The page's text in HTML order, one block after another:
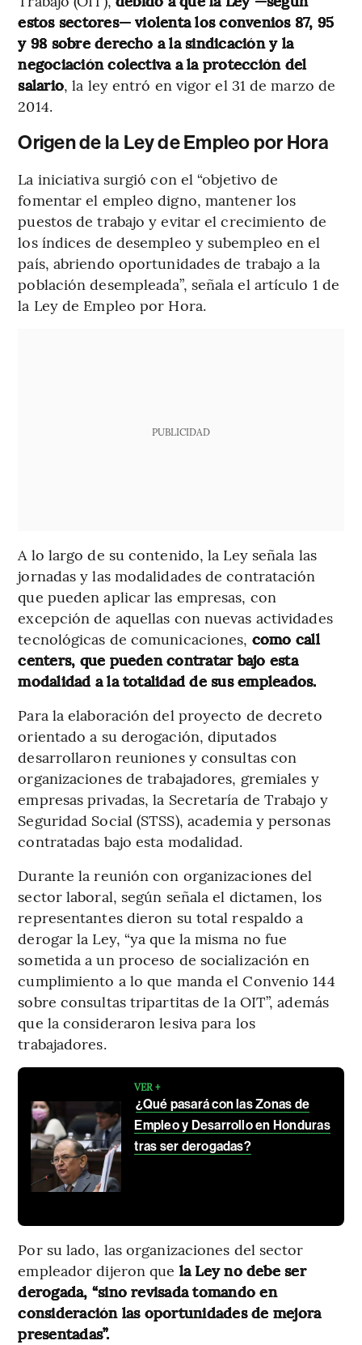
estos sectores— violenta los convenios 87, 95
y 98 sobre derecho a la sindicación y la
negociación colectiva a la protección del
salario, la ley entró en vigor el 31 de marzo de
2014.
Origen de la Ley de Empleo por Hora
La iniciativa surgió con el “objetivo de
fomentar el empleo digno, mantener los
puestos de trabajo y evitar el crecimiento de
los índices de desempleo y subempleo en el
país, abriendo oportunidades de trabajo a la
población desempleada”, señala el artículo 1 de
la Ley de Empleo por Hora.
PUBLICIDAD
A lo largo de su contenido, la Ley señala las
jornadas y las modalidades de contratación
que pueden aplicar las empresas, con
excepción de aquellas con nuevas actividades
tecnológicas de comunicaciones, como call
centers, que pueden contratar bajo esta
modalidad a la totalidad de sus empleados.
Para la elaboración del proyecto de decreto
orientado a su derogación, diputados
desarrollaron reuniones y consultas con
organizaciones de trabajadores, gremiales y
empresas privadas, la Secretaría de Trabajo y
Seguridad Social (STSS), academia y personas
contratadas bajo esta modalidad.
Durante la reunión con organizaciones del
sector laboral, según señala el dictamen, los
representantes dieron su total respaldo a
derogar la Ley, “ya que la misma no fue
sometida a un proceso de socialización en
cumplimiento a lo que manda el Convenio 144
sobre consultas tripartitas de la OIT”, además
que la consideraron lesiva para los
trabajadores.
VER +
¿Qué pasará con las Zonas de
Empleo y Desarrollo en Honduras
tras ser derogadas?
Por su lado, las organizaciones del sector
empleador dijeron que la Ley no debe ser
derogada, “sino revisada tomando en
consideración las oportunidades de mejora
presentadas”.